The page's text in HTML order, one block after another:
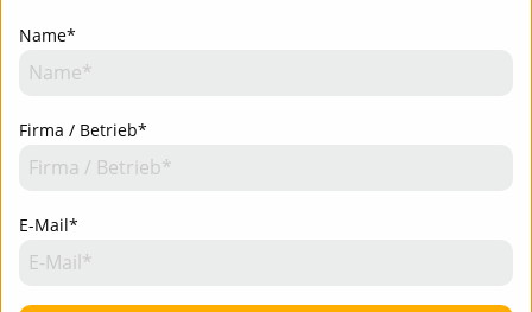
Name*
Firma / Betrieb*
E-Mail*